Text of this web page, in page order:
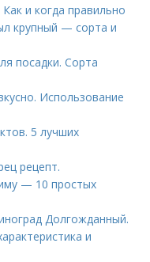
и когда правильно
крупный — сорта и
посадки. Сорта
Использование
5 лучших
рецепт.
— 10 простых
Долгожданный.
и